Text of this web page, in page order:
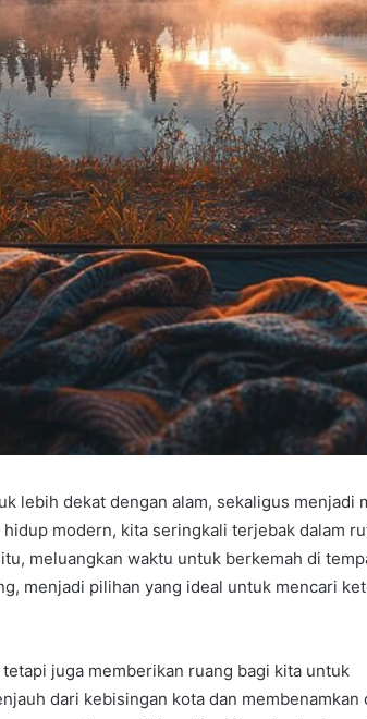
lebih dekat dengan alam, sekaligus menjadi
modern, kita seringkali terjebak dalam
meluangkan waktu untuk berkemah di
menjadi pilihan yang ideal untuk mencari
juga memberikan ruang bagi kita untuk
dari kebisingan kota dan membenamkan